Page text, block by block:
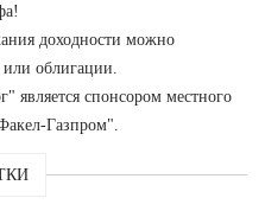
доходности можно
облигации.
является спонсором местного
Газпром".